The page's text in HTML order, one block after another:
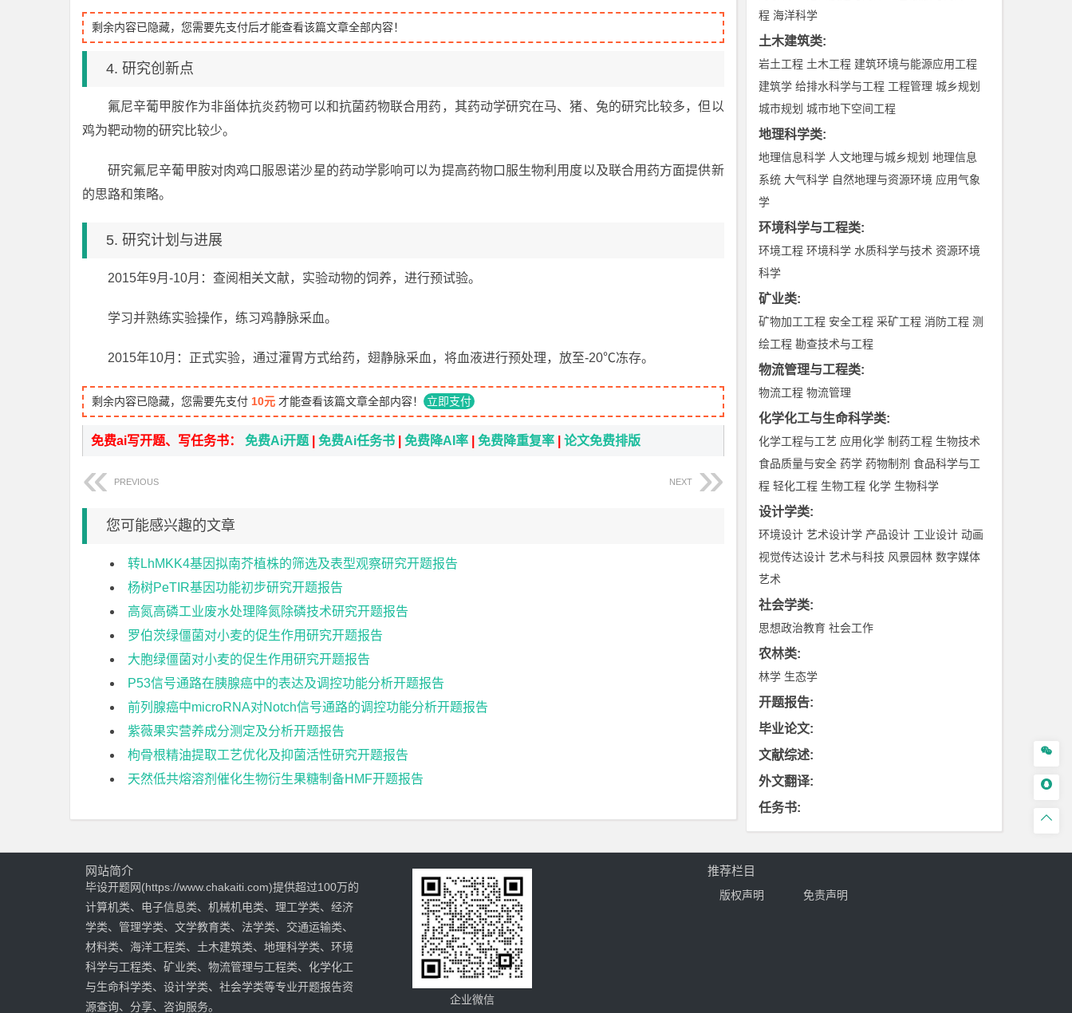
剩余内容已隐藏，您需要先支付后才能查看该篇文章全部内容！
4. 研究创新点
氟尼辛葡甲胺作为非甾体抗炎药物可以和抗菌药物联合用药，其药动学研究在马、猪、兔的研究比较多，但以
鸡为靶动物的研究比较少。
研究氟尼辛葡甲胺对肉鸡口服恩诺沙星的药动学影响可以为提高药物口服生物利用度以及联合用药方面提供新
的思路和策略。
5. 研究计划与进展
2015年9月-10月：查阅相关文献，实验动物的饲养，进行预试验。
学习并熟练实验操作，练习鸡静脉采血。
2015年10月：正式实验，通过灌胃方式给药，翅静脉采血，将血液进行预处理，放至-20℃冻存。
剩余内容已隐藏，您需要先支付 10元 才能查看该篇文章全部内容！ 立即支付
免费ai写开题、写任务书： 免费Ai开题 免费Ai任务书 免费降AI率 免费降重复率 论文免费排版
PREVIOUS NEXT
您可能感兴趣的文章
转LhMKK4基因拟南芥植株的筛选及表型观察研究开题报告
杨树PeTIR基因功能初步研究开题报告
高氮高磷工业废水处理降氮除磷技术研究开题报告
罗伯茨绿僵菌对小麦的促生作用研究开题报告
大胞绿僵菌对小麦的促生作用研究开题报告
P53信号通路在胰腺癌中的表达及调控功能分析开题报告
前列腺癌中microRNA对Notch信号通路的调控功能分析开题报告
紫薇果实营养成分测定及分析开题报告
枸骨根精油提取工艺优化及抑菌活性研究开题报告
天然低共熔溶剂催化生物衍生果糖制备HMF开题报告
程 海洋科学
土木建筑类:
岩土工程 土木工程 建筑环境与能源应用工程
建筑学 给排水科学与工程 工程管理 城乡规划
城市规划 城市地下空间工程
地理科学类:
地理信息科学 人文地理与城乡规划 地理信息
系统 大气科学 自然地理与资源环境 应用气象
学
环境科学与工程类:
环境工程 环境科学 水质科学与技术 资源环境
科学
矿业类:
矿物加工工程 安全工程 采矿工程 消防工程 测
绘工程 勘查技术与工程
物流管理与工程类:
物流工程 物流管理
化学化工与生命科学类:
化学工程与工艺 应用化学 制药工程 生物技术
食品质量与安全 药学 药物制剂 食品科学与工
程 轻化工程 生物工程 化学 生物科学
设计学类:
环境设计 艺术设计学 产品设计 工业设计 动画
视觉传达设计 艺术与科技 风景园林 数字媒体
艺术
社会学类:
思想政治教育 社会工作
农林类:
林学 生态学
开题报告:
毕业论文:
文献综述:
外文翻译:
任务书:



网站简介
毕设开题网(https://www.chakaiti.com)提供超过100万的
计算机类、电子信息类、机械机电类、理工学类、经济
学类、管理学类、文学教育类、法学类、交通运输类、
材料类、海洋工程类、土木建筑类、地理科学类、环境
科学与工程类、矿业类、物流管理与工程类、化学化工
与生命科学类、设计学类、社会学类等专业开题报告资
源查询、分享、咨询服务。
企业微信
推荐栏目
版权声明 免责声明